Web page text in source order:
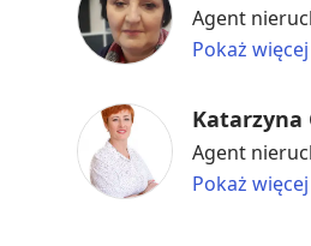
Agent
Pokaż więcej
Katarzyna
Agent
Pokaż więcej